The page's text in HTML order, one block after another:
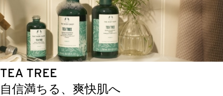
TEA TREE
自信満ちる、爽快肌へ